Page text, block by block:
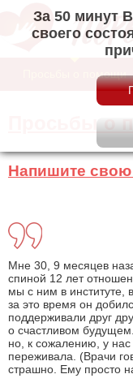
За 50 минут
своего
Просьбы о помощи
Просьбы о
Напишите
Мне 30, 9 месяцев
спиной 12 лет
мы с ним в институте,
за это время он
поддерживали друг
о счастливом
но, к сожалению, у нас
переживала. (Врачи
страшно. Ему просто